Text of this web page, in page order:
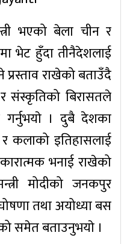
भएको बेला चीन र
भेट हुँदा तीनैदेशलाई
प्रस्ताव राखेको बताउँदै
संस्कृतिको बिरासतले
। दुबै देशका
कलाको इतिहासलाई
भनाई राखेको
मोदीको जनकपुर
तथा अयोध्या बस
समेत बताउनुभयाे ।